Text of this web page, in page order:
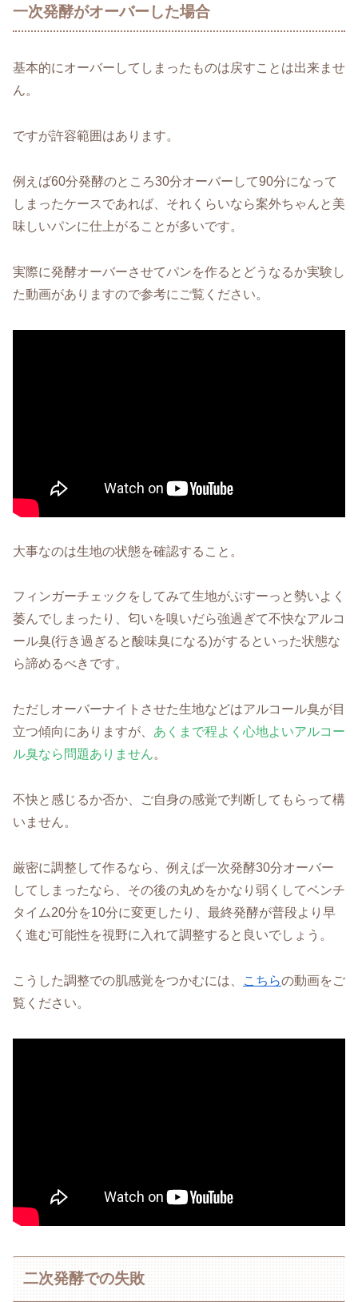
一次発酵がオーバーした場合
基本的にオーバーしてしまったものは戻すことは出来ませ
ん。
ですが許容範囲はあります。
例えば60分発酵のところ30分オーバーして90分になって
しまったケースであれば、それくらいなら案外ちゃんと美
味しいパンに仕上がることが多いです。
実際に発酵オーバーさせてパンを作るとどうなるか実験し
た動画がありますので参考にご覧ください。
大事なのは生地の状態を確認すること。
フィンガーチェックをしてみて生地がぷすーっと勢いよく
萎んでしまったり、匂いを嗅いだら強過ぎて不快なアルコ
ール臭(行き過ぎると酸味臭になる)がするといった状態な
ら諦めるべきです。
ただしオーバーナイトさせた生地などはアルコール臭が目
立つ傾向にありますが、 あくまで程よく心地よいアルコー
ル臭なら問題ありません。
不快と感じるか否か、ご自身の感覚で判断してもらって構
いません。
厳密に調整して作るなら、例えば一次発酵30分オーバー
してしまったなら、その後の丸めをかなり弱くしてベンチ
タイム20分を10分に変更したり、最終発酵が普段より早
く進む可能性を視野に入れて調整すると良いでしょう。
こうした調整での肌感覚をつかむには、 こちらの動画をご
覧ください。
二次発酵での失敗